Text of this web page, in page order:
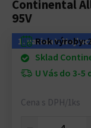
Continental
95V
1. variant:
Rok výroby:
Sklad
U Vás do 3-5
Cena s DPH/1ks